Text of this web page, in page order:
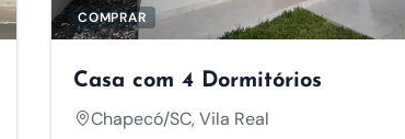
COMPRAR
Casa com 4 Dormitórios
Chapecó/SC, Vila Real